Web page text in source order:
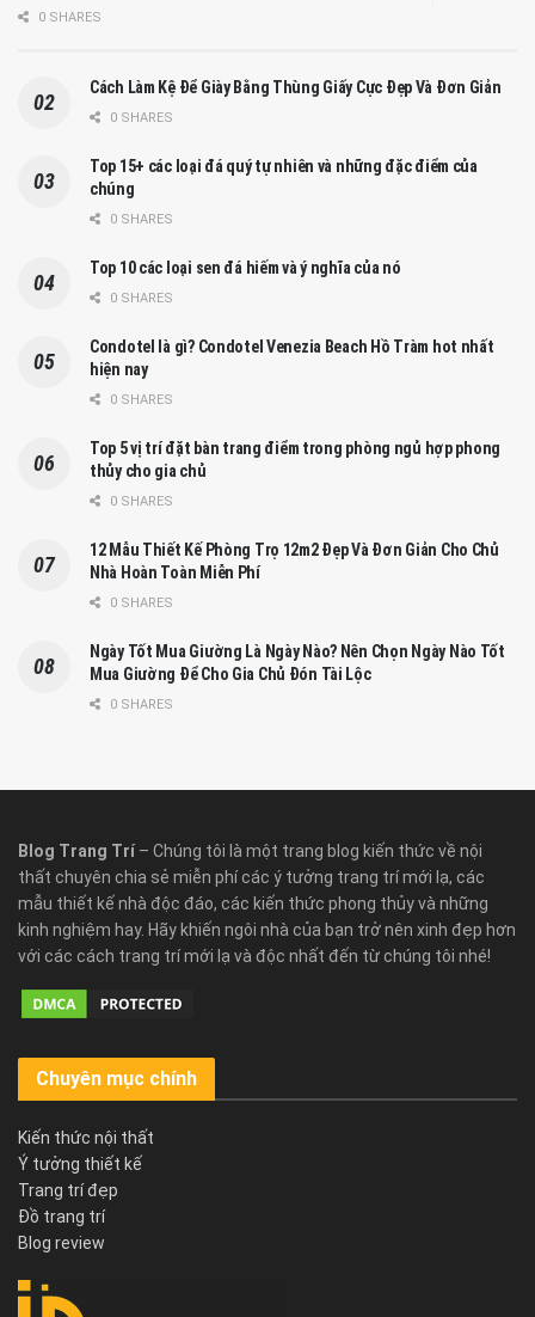
0 SHARES
Cách Làm Kệ Để Giày Bằng Thùng Giấy Cực Đẹp Và Đơn Giản
0 SHARES
Top 15+ các loại đá quý tự nhiên và những đặc điểm của
chúng
0 SHARES
Top 10 các loại sen đá hiếm và ý nghĩa của nó
0 SHARES
Condotel là gì? Condotel Venezia Beach Hồ Tràm hot nhất
hiện nay
0 SHARES
Top 5 vị trí đặt bàn trang điểm trong phòng ngủ hợp phong
thủy cho gia chủ
0 SHARES
12 Mẫu Thiết Kế Phòng Trọ 12m2 Đẹp Và Đơn Giản Cho Chủ
Nhà Hoàn Toàn Miễn Phí
0 SHARES
Ngày Tốt Mua Giường Là Ngày Nào? Nên Chọn Ngày Nào Tốt
Mua Giường Để Cho Gia Chủ Đón Tài Lộc
0 SHARES
Blog Trang Trí – Chúng tôi là một trang blog kiến thức về nội
thất chuyên chia sẻ miễn phí các ý tưởng trang trí mới lạ, các
mẫu thiết kế nhà độc đáo, các kiến thức phong thủy và những
kinh nghiệm hay. Hãy khiến ngôi nhà của bạn trở nên xinh đẹp hơn
với các cách trang trí mới lạ và độc nhất đến từ chúng tôi nhé!
Chuyên mục chính
Kiến thức nội thất
Ý tưởng thiết kế
Trang trí đẹp
Đồ trang trí
Blog review